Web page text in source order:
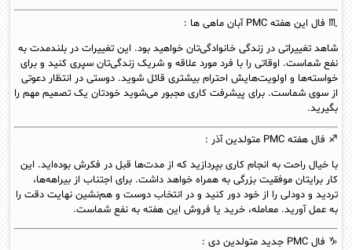
♏ فال این هفته PMC آبانماهی ها :
شاهد تغییراتی در زندگی خانوادگی‌تان خواهید بود. این تغییرات در بلندمدت به
نفع شماست. اوقاتی را با فرد مورد علاقه و شریک زندگی‌تان سپری کنید و برای
خواسته‌ها و اولویت‌هایش احترام بیشتری قائل شوید. دوستی در انتظار دعوتی
از سوی شماست. برای پیشرفت کاری مجبور می‌شوید خودتان یک تصمیم مهم را
بگیرید.
♐ فال هفته PMC متولدین آذر :
با خیال راحت به انجام کاری بپردازید که از مدت‌ها قبل در فکرش بوده‌اید. این
کار برایتان موفقیت بزرگی به همراه خواهد داشت. برای اجتناب از بیراهه‌ها،
تردید و دودلی را از خود دور کنید و در انتخاب دوست و هم‌نشین نهایت دقت را
به عمل آورید. معامله، خرید یا فروش این هفته به نفع شماست.
♑ فال PMC جدید متولدین دى :